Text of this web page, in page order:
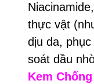
thực vật
dịu da,
soát dầu
Kem